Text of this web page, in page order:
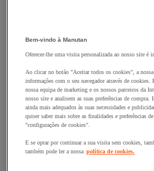
Carro contentor
Carro de nível constante
Carro de plataformas
Carro dobrável
Carro eléctrico
Carro em fio de aço
Carro para caixas
Carro para carga comprida e
Carros com espaldar fixo e taipal
Carros de preparação de
Reboque industrial
Bem-vindo à Manutan
Oferecer-lhe uma visita personalizada ao nosso site é
Ao clicar no botão "Aceitar todos os cookies", a
informações com o seu navegador através de cookies.
nossa equipa de marketing e os nossos parceiros da
nosso site e analisem as suas preferências de compra.
ainda mais adequados às suas necessidades e
quiser saber mais sobre as finalidades e preferências
"configurações de cookies".
E se optar por continuar a sua visita sem cookies,
também pode ler a nossa política de cookies.